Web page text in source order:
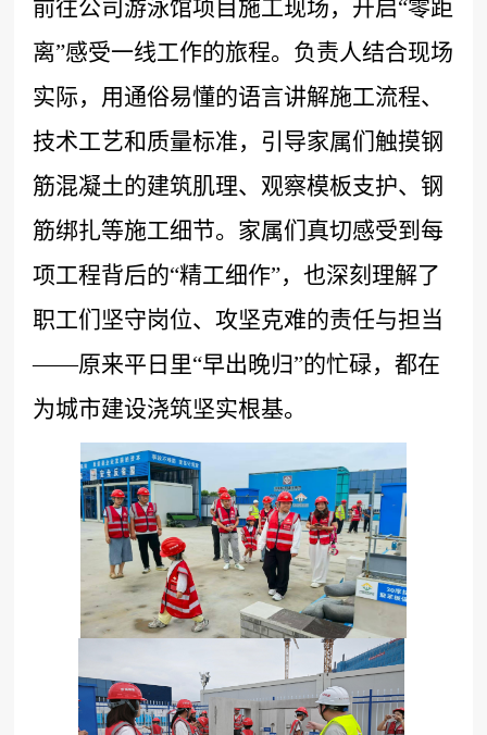
前往公司游泳馆项目施工现场，开启“零距
离”感受一线工作的旅程。负责人结合现场
实际，用通俗易懂的语言讲解施工流程、
技术工艺和质量标准，引导家属们触摸钢
筋混凝土的建筑肌理、观察模板支护、钢
筋绑扎等施工细节。家属们真切感受到每
项工程背后的“精工细作”，也深刻理解了
职工们坚守岗位、攻坚克难的责任与担当
——原来平日里“早出晚归”的忙碌，都在
为城市建设浇筑坚实根基。